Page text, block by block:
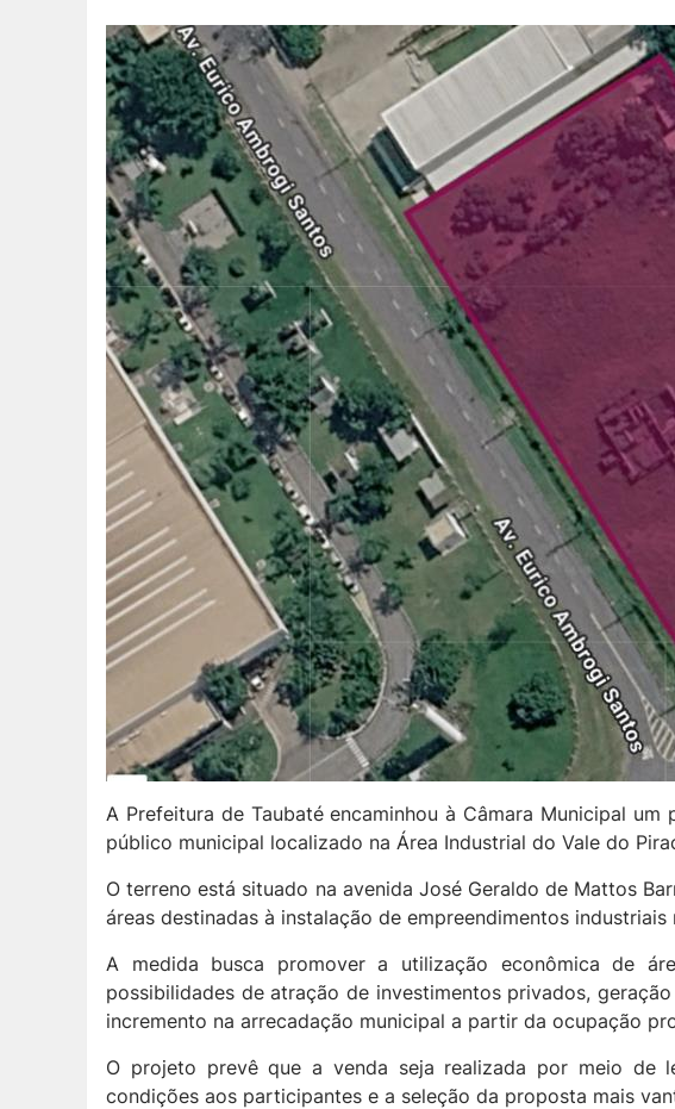
A Prefeitura de Taubaté encaminhou à Câmara Municipal
público municipal localizado na Área Industrial do Vale do
O terreno está situado na avenida José Geraldo de Mattos
áreas destinadas à instalação de empreendimentos industriais
A medida busca promover a utilização econômica de
possibilidades de atração de investimentos privados,
incremento na arrecadação municipal a partir da ocupação
O projeto prevê que a venda seja realizada por meio de
condições aos participantes e a seleção da proposta mais